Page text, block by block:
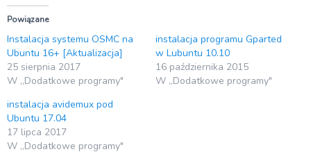
Powiązane
Instalacja systemu OSMC na
Ubuntu 16+ [Aktualizacja]
25 sierpnia 2017
W „Dodatkowe programy"
instalacja programu Gparted
w Lubuntu 10.10
16 października 2015
W „Dodatkowe programy"
instalacja avidemux pod
Ubuntu 17.04
17 lipca 2017
W „Dodatkowe programy"